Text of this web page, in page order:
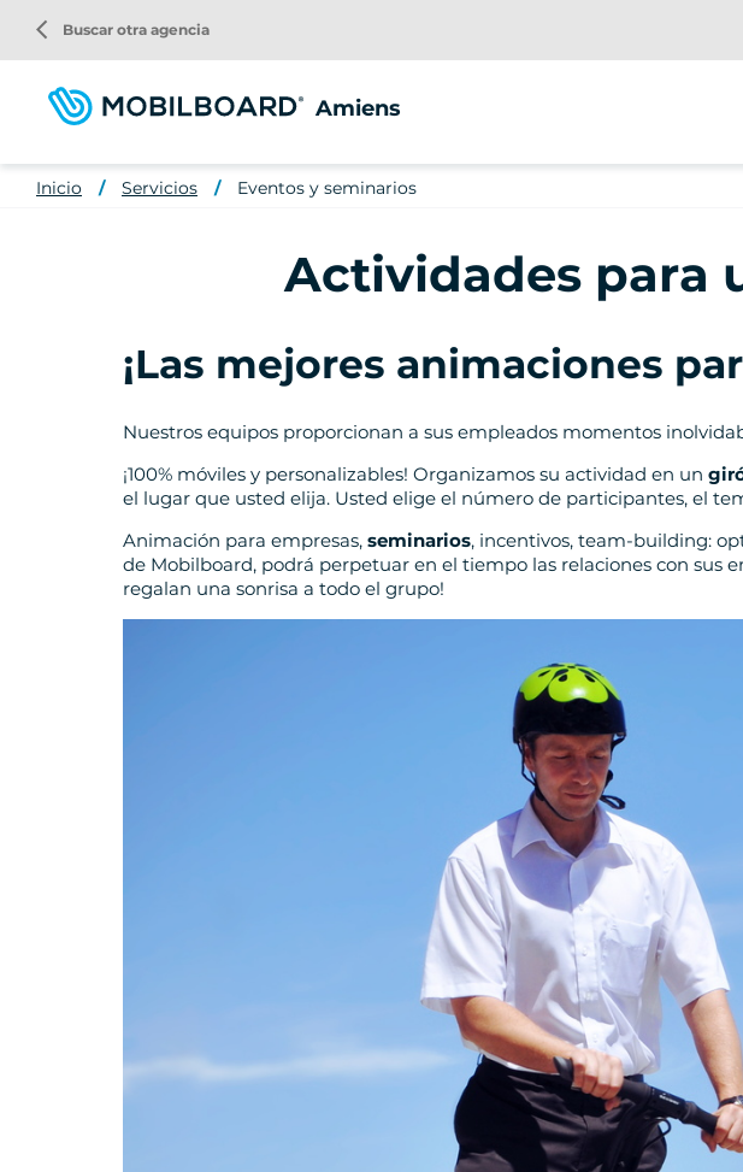
contenido
principal
Amiens
arrow_back_ios Buscar otra agencia
Inicio Servicios Eventos y seminarios
Actividades para
¡Las mejores animaciones
Nuestros equipos proporcionan a sus empleados momentos
¡100% móviles y personalizables! Organizamos su actividad en un
el lugar que usted elija. Usted elige el número de participantes, el
Animación para empresas, seminarios, incentivos, team-building:
de Mobilboard, podrá perpetuar en el tiempo las relaciones con sus
regalan una sonrisa a todo el grupo!